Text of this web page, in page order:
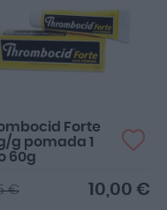
Forte
g pomada 1
60g
10,00 €
€